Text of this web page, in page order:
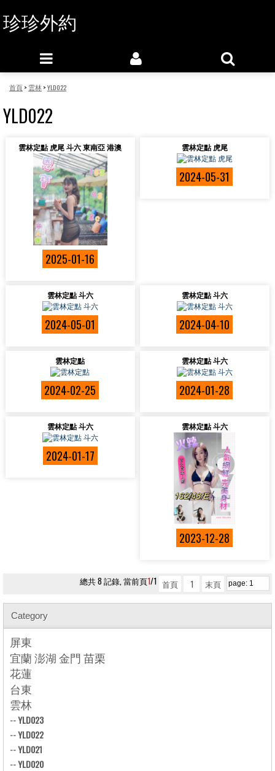
珍珍外約
首頁> 雲林>YLD022
YLD022
雲林定點 虎尾 斗六 東南亞 港澳
2025-01-16
雲林定點 虎尾
2024-05-31
雲林定點 斗六
2024-05-01
雲林定點 斗六
2024-04-10
雲林定點
2024-02-25
雲林定點 斗六
2024-01-28
雲林定點 斗六
2024-01-17
雲林定點 斗六
2023-12-28
總共 8 記錄, 當前頁1/1 首頁 1 末頁
Category
屏東
宜蘭 澎湖 金門 苗栗
花蓮
台東
雲林
--YLD023
--YLD022
--YLD021
--YLD020